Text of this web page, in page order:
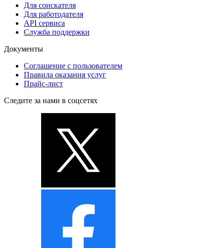
Для соискателя
Для работодателя
API сервиса
Служба поддержки
Документы
Соглашение с пользователем
Правила оказания услуг
Прайс-лист
Следите за нами в соцсетях